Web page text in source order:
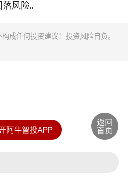
风险。
成任何投资建议！投资风险自负。